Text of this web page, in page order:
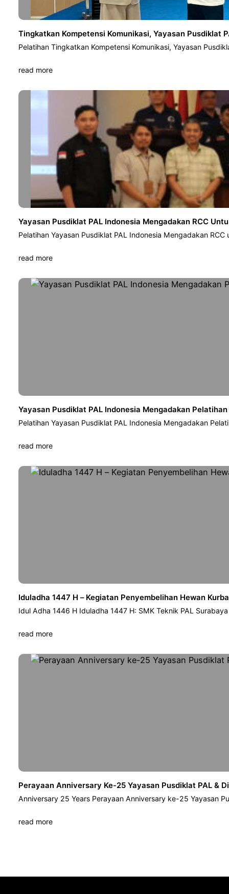
Tingkatkan Kompetensi Komunikasi, Yayasan Pusdiklat
Pelatihan Tingkatkan Kompetensi Komunikasi, Yayasan
read more
Yayasan Pusdiklat PAL Indonesia Mengadakan RCC
Pelatihan Yayasan Pusdiklat PAL Indonesia Mengadakan
read more
Yayasan Pusdiklat PAL Indonesia Mengadakan
Pelatihan Yayasan Pusdiklat PAL Indonesia Mengadakan
read more
Iduladha 1447 H – Kegiatan Penyembelihan Hewan
Idul Adha 1446 H Iduladha 1447 H: SMK Teknik PAL
read more
Perayaan Anniversary Ke-25 Yayasan Pusdiklat PAL &
Anniversary 25 Years Perayaan Anniversary ke-25 Yayasan
read more